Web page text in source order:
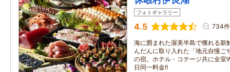
フォトギャラリー
4.5 734件
海に囲まれた渥美半島で獲れる新
んだんに取り入れた「地元自慢ご
の宿。ホテル・コテージ共に全室
日同一料金!!